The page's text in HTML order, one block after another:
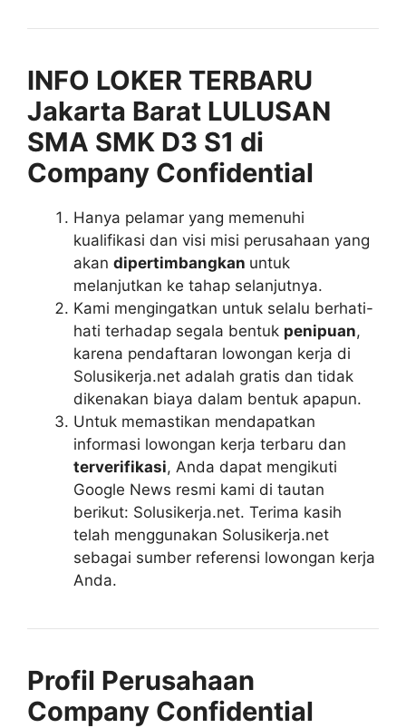
INFO LOKER TERBARU
Jakarta Barat LULUSAN
SMA SMK D3 S1 di
Company Confidential
Hanya pelamar yang memenuhi
kualifikasi dan visi misi perusahaan yang
akan dipertimbangkan untuk
melanjutkan ke tahap selanjutnya.
Kami mengingatkan untuk selalu berhati-
hati terhadap segala bentuk penipuan,
karena pendaftaran lowongan kerja di
Solusikerja.net adalah gratis dan tidak
dikenakan biaya dalam bentuk apapun.
Untuk memastikan mendapatkan
informasi lowongan kerja terbaru dan
terverifikasi, Anda dapat mengikuti
Google News resmi kami di tautan
berikut: Solusikerja.net. Terima kasih
telah menggunakan Solusikerja.net
sebagai sumber referensi lowongan kerja
Anda.
Profil Perusahaan
Company Confidential